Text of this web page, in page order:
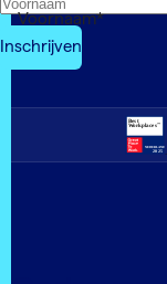
Voornaam*